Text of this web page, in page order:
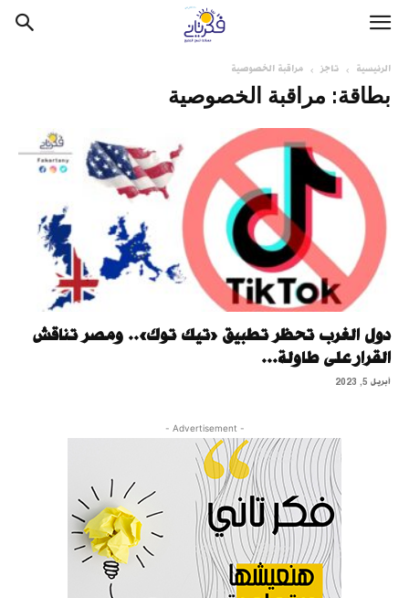
الرئيسية تاجز مراقبة الخصوصية
بطاقة: مراقبة الخصوصية
دول الغرب تحظر تطبيق «تيك توك».. ومصر تناقش
القرار على طاولة...
أبريل 5, 2023
- Advertisement -